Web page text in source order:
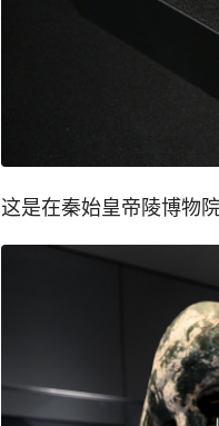
这是在秦始皇帝陵博物